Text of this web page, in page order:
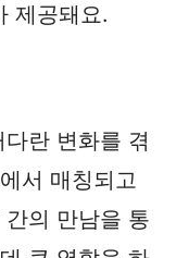
제공돼요.
란 변화를 겪
서 매칭되고
의 만남을 통